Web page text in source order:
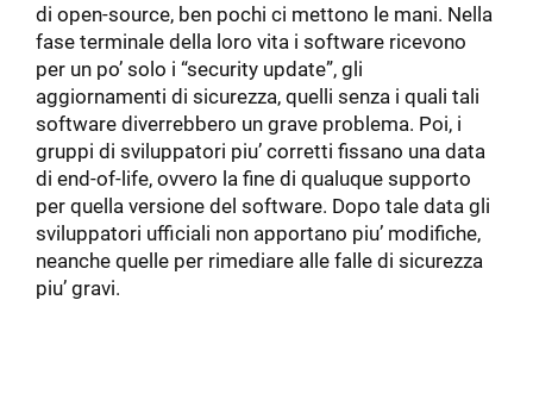
di open-source, ben pochi ci mettono le mani. Nella
fase terminale della loro vita i software ricevono
per un po’ solo i “security update”, gli
aggiornamenti di sicurezza, quelli senza i quali tali
software diverrebbero un grave problema. Poi, i
gruppi di sviluppatori piu’ corretti fissano una data
di end-of-life, ovvero la fine di qualuque supporto
per quella versione del software. Dopo tale data gli
sviluppatori ufficiali non apportano piu’ modifiche,
neanche quelle per rimediare alle falle di sicurezza
piu’ gravi.